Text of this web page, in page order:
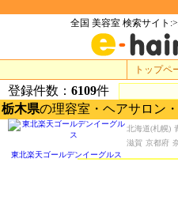
全国 美容室 検索サイト
登録件数： 6109件
栃木県の理容室・ヘアサロン
北海道(札幌)
滋賀 京都府
トップペ
東北楽天ゴールデンイーグルス